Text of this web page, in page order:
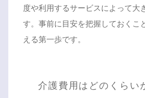
度や利用するサービスによって大
す。事前に目安を把握しておくこ
える第一歩です。
介護費用はどのくらい